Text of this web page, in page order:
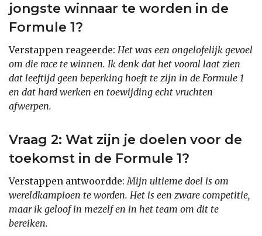
jongste winnaar te worden in de
Formule 1?
Verstappen reageerde: Het was een ongelofelijk gevoel
om die race te winnen. Ik denk dat het vooral laat zien
dat leeftijd geen beperking hoeft te zijn in de Formule 1
en dat hard werken en toewijding echt vruchten
afwerpen.
Vraag 2: Wat zijn je doelen voor de
toekomst in de Formule 1?
Verstappen antwoordde: Mijn ultieme doel is om
wereldkampioen te worden. Het is een zware competitie,
maar ik geloof in mezelf en in het team om dit te
bereiken.